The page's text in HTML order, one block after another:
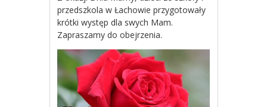
przedszkola w Łachowie przygotowały
krótki występ dla swych Mam.
Zapraszamy do obejrzenia.